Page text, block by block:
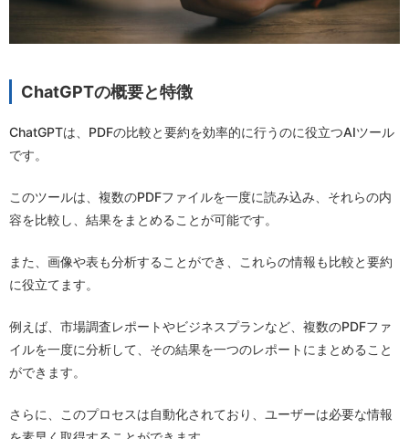
ChatGPTの概要と特徴
ChatGPTは、PDFの比較と要約を効率的に行うのに役立つAIツール
です。
このツールは、複数のPDFファイルを一度に読み込み、それらの内
容を比較し、結果をまとめることが可能です。
また、画像や表も分析することができ、これらの情報も比較と要約
に役立てます。
例えば、市場調査レポートやビジネスプランなど、複数のPDFファ
イルを一度に分析して、その結果を一つのレポートにまとめること
ができます。
さらに、このプロセスは自動化されており、ユーザーは必要な情報